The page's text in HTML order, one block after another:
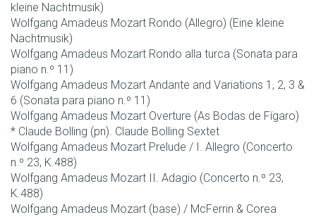
kleine Nachtmusik)
Wolfgang Amadeus Mozart Rondo (Allegro) (Eine kleine
Nachtmusik)
Wolfgang Amadeus Mozart Rondo alla turca (Sonata para
piano n.º 11)
Wolfgang Amadeus Mozart Andante and Variations 1, 2, 3 &
6 (Sonata para piano n.º 11)
Wolfgang Amadeus Mozart Overture (As Bodas de Fígaro)
* Claude Bolling (pn). Claude Bolling Sextet
Wolfgang Amadeus Mozart Prelude / I. Allegro (Concerto
n.º 23, K.488)
Wolfgang Amadeus Mozart II. Adagio (Concerto n.º 23,
K.488)
Wolfgang Amadeus Mozart (base) / McFerrin & Corea